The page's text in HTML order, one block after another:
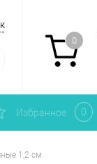
0
Избранное 0
1,2 см.